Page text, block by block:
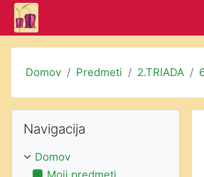
Preskoči na glavno vsebino
Domov Predmeti 2.TRIADA
Navigacija
Domov